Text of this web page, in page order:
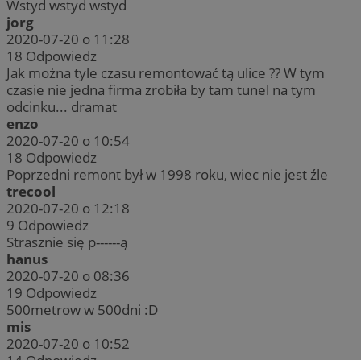
Wstyd wstyd wstyd
jorg
2020-07-20 o 11:28
18 Odpowiedz
Jak można tyle czasu remontować tą ulice ?? W tym
czasie nie jedna firma zrobiła by tam tunel na tym
odcinku... dramat
enzo
2020-07-20 o 10:54
18 Odpowiedz
Poprzedni remont był w 1998 roku, wiec nie jest źle
trecool
2020-07-20 o 12:18
9 Odpowiedz
Strasznie się p------ą
hanus
2020-07-20 o 08:36
19 Odpowiedz
500metrow w 500dni :D
mis
2020-07-20 o 10:52